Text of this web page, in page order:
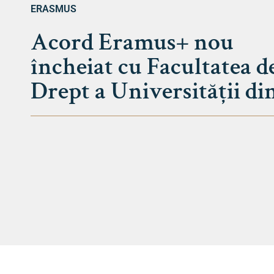
ERASMUS
Acord Eramus+ nou
încheiat cu Facultatea
Drept a Universității